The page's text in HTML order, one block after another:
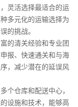
灵活选择最适合的运
多元化的运输选择为
的挑战。
的清关经验和专业团
报、快速通关和与海
，减少潜在的延误风
个仓库和配送中心，
设施和技术，能够高